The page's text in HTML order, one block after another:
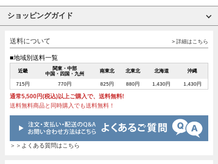
ショッピングガイド
送料について > 詳細はこちら
■地域別送料一覧
近畿
関東・中部
中国・四国・九州
南東北 北東北 北海道 沖縄
715円 770円 825円 880円 1,430円 1,430円
通常5,500円(税込)以上ご購入で、送料無料!
送料無料商品と同時購入でも送料無料！
＞＞よくある質問はこちら